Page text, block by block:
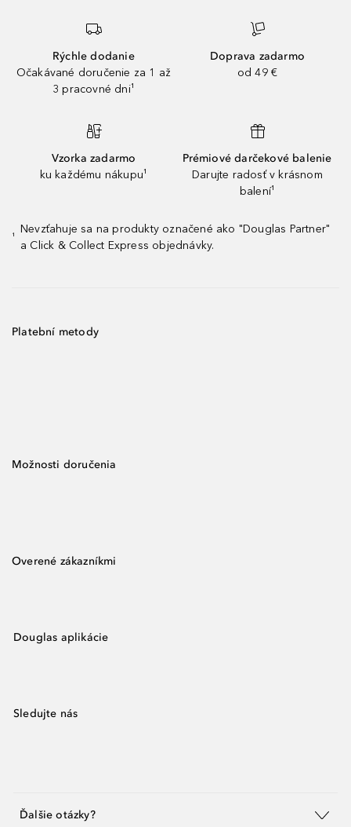
Rýchle dodanie
Očakávané doručenie za 1 až
3 pracovné dni¹
Doprava zadarmo
od 49 €
Vzorka zadarmo
ku každému nákupu¹
Prémiové darčekové balenie
Darujte radosť v krásnom
balení¹
¹
Nevzťahuje sa na produkty označené ako "Douglas Partner"
a Click & Collect Express objednávky.
Platební metody
Možnosti doručenia
Overené zákazníkmi
Douglas aplikácie
Sledujte nás
Ďalšie otázky?